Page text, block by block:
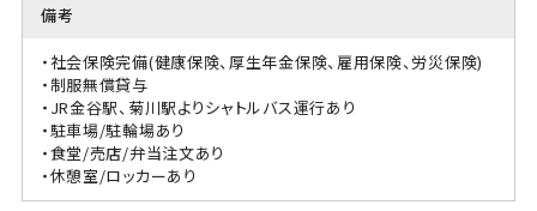
備考
・社会保険完備(健康保険、厚生年金保険、雇用保険、労災保険)
・制服無償貸与
・JR金谷駅、菊川駅よりシャトルバス運行あり
・駐車場/駐輪場あり
・食堂/売店/弁当注文あり
・休憩室/ロッカーあり